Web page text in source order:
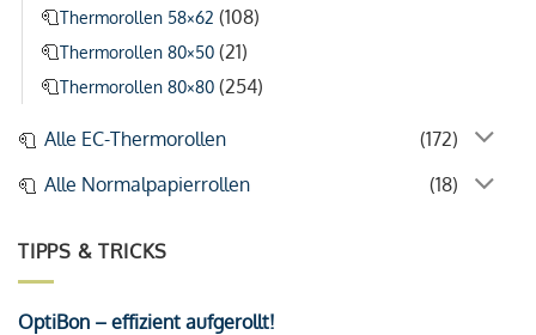
Thermorollen 58×62 (108)
Thermorollen 80×50 (21)
Thermorollen 80×80 (254)
Alle EC-Thermorollen
(172)
Alle Normalpapierrollen
(18)
TIPPS & TRICKS
OptiBon – effizient aufgerollt!